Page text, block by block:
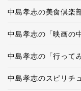
中島孝志の美食倶楽
中島孝志の「映画の
中島孝志の「行って
中島孝志のスピリチ